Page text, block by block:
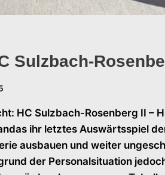
Sulzbach-
HC Sulzbach-Rosenberg II –
ihr letztes Auswärtsspiel
ausbauen und weiter
der Personalsituation